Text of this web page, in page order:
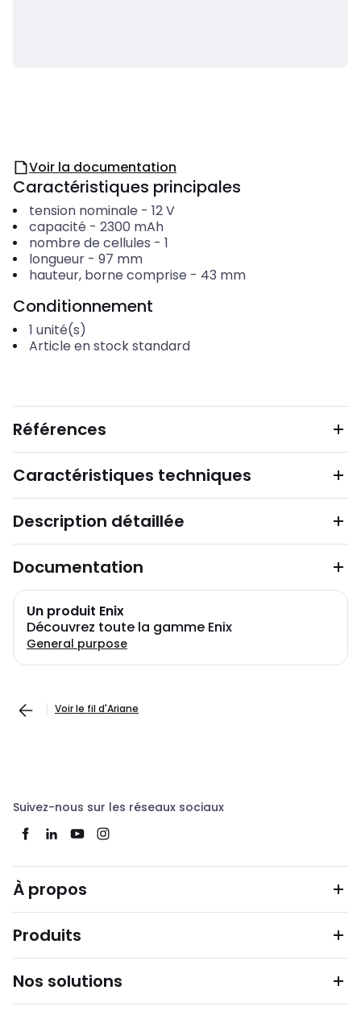
Voir la documentation
Caractéristiques principales
tension nominale - 12V
capacité - 2300 mAh
nombre de cellules - 1
longueur- 97 mm
hauteur, borne comprise - 43 mm
Conditionnement
1 unité(s)
Article en stock standard
Références
Caractéristiques techniques
Description détaillée
Documentation
Un produit Enix
Découvrez toute la gamme Enix
General purpose
Voir le fil d'Ariane
Suivez-nous sur les réseaux sociaux
À propos
Produits
Nos solutions